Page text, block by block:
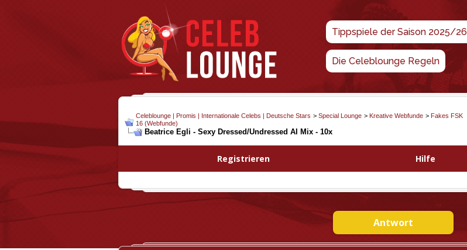
Tippspiele der Saison 2025/26
Die Celeblounge Regeln
Celeblounge | Promis | Internationale Celebs | Deutsche Stars > Special Lounge > Kreative Webfunde > Fakes FSK
16 (Webfunde)
Beatrice Egli - Sexy Dressed/Undressed AI Mix - 10x
Registrieren Hilfe
Antwort